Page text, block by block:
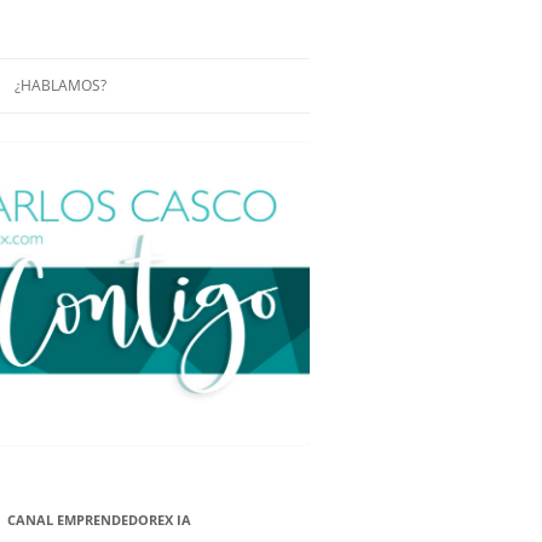
EN
DE
NUEVA
¿HABLAMOS?
CONÓCENOS UN POCO MÁS
CANAL EMPRENDEDOREX IA